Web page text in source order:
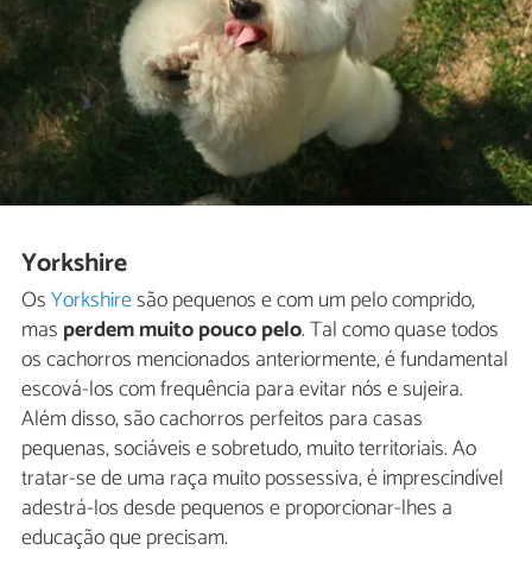
Yorkshire
OsYorkshiresão pequenos e com um pelo comprido,
mas perdem muito pouco pelo. Tal como quase todos
os cachorros mencionados anteriormente, é fundamental
escová-los com frequência para evitar nós e sujeira.
Além disso, são cachorros perfeitos para casas
pequenas, sociáveis e sobretudo, muito territoriais. Ao
tratar-se de uma raça muito possessiva, é imprescindível
adestrá-los desde pequenos e proporcionar-lhes a
educação que precisam.